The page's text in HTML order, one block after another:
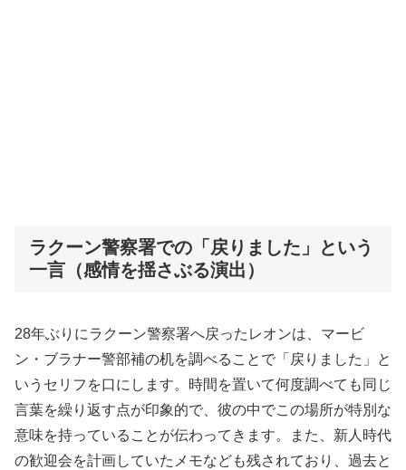
ラクーン警察署での「戻りました」という
一言（感情を揺さぶる演出）
28年ぶりにラクーン警察署へ戻ったレオンは、マービ
ン・ブラナー警部補の机を調べることで「戻りました」と
いうセリフを口にします。時間を置いて何度調べても同じ
言葉を繰り返す点が印象的で、彼の中でこの場所が特別な
意味を持っていることが伝わってきます。また、新人時代
の歓迎会を計画していたメモなども残されており、過去と